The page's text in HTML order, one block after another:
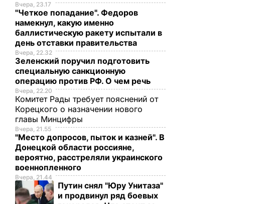
Вчера, 23.17
"Четкое попадание". Федоров
намекнул, какую именно
баллистическую ракету испытали в
день отставки правительства
Вчера, 22.32
Зеленский поручил подготовить
специальную санкционную
операцию против РФ. О чем речь
Вчера, 22.20
Комитет Рады требует пояснений от
Корецкого о назначении нового
главы Минцифры
Вчера, 21.55
"Место допросов, пыток и казней". В
Донецкой области россияне,
вероятно, расстреляли украинского
военнопленного
Вчера, 21.44
Путин снял "Юру Унитаза"
и продвинул ряд боевых